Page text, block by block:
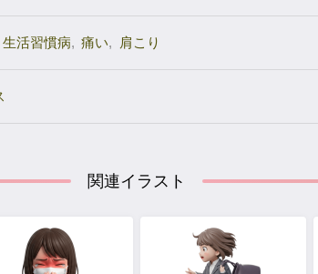
生活習慣病, 痛い, 肩こり
関連イラスト